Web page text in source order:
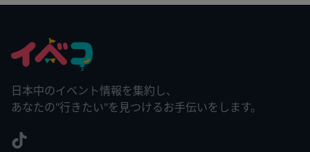
日本中のイベント情報を集約し、
あなたの"行きたい"を見つけるお手伝いをします。